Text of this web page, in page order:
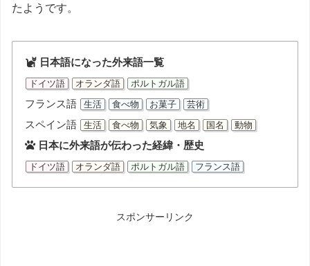
たようです。
日本語になった外来語一覧
ドイツ語 オランダ語 ポルトガル語
フランス語 生活 食べ物 お菓子 芸術
スペイン語 生活 食べ物 気象 地名 国名 動物
日本に外来語が伝わった経緯・歴史
ドイツ語 オランダ語 ポルトガル語 フランス語
スポンサーリンク